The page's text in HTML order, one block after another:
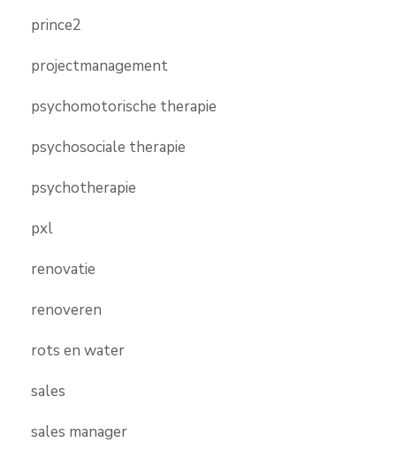
prince2
projectmanagement
psychomotorische therapie
psychosociale therapie
psychotherapie
pxl
renovatie
renoveren
rots en water
sales
sales manager